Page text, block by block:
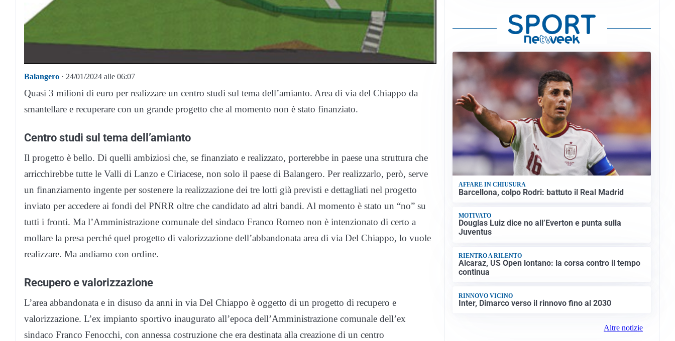
Balangero · 24/01/2024 alle 06:07
Quasi 3 milioni di euro per realizzare un centro studi sul tema dell’amianto. Area di via del Chiappo da
smantellare e recuperare con un grande progetto che al momento non è stato finanziato.
Centro studi sul tema dell’amianto
Il progetto è bello. Di quelli ambiziosi che, se finanziato e realizzato, porterebbe in paese una struttura che
arricchirebbe tutte le Valli di Lanzo e Ciriacese, non solo il paese di Balangero. Per realizzarlo, però, serve
un finanziamento ingente per sostenere la realizzazione dei tre lotti già previsti e dettagliati nel progetto
inviato per accedere ai fondi del PNRR oltre che candidato ad altri bandi. Al momento è stato un “no” su
tutti i fronti. Ma l’Amministrazione comunale del sindaco Franco Romeo non è intenzionato di certo a
mollare la presa perché quel progetto di valorizzazione dell’abbandonata area di via Del Chiappo, lo vuole
realizzare. Ma andiamo con ordine.
Recupero e valorizzazione
L’area abbandonata e in disuso da anni in via Del Chiappo è oggetto di un progetto di recupero e
valorizzazione. L’ex impianto sportivo inaugurato all’epoca dell’Amministrazione comunale dell’ex
sindaco Franco Fenocchi, con annessa costruzione che era destinata alla creazione di un centro
AFFARE IN CHIUSURA
Barcellona, colpo Rodri: battuto il Real Madrid
MOTIVATO
Douglas Luiz dice no all’Everton e punta sulla
Juventus
RIENTRO A RILENTO
Alcaraz, US Open lontano: la corsa contro il tempo
continua
RINNOVO VICINO
Inter, Dimarco verso il rinnovo fino al 2030
Altre notizie